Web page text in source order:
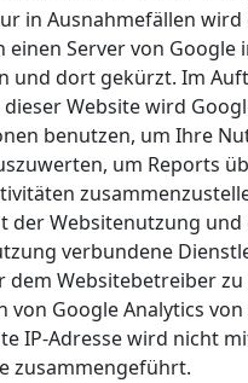
in Ausnahmefällen wird
einen Server von Google
und dort gekürzt. Im
Website wird
benutzen, um Ihre
um Reports
der Websitenutzung und
verbundene
dem Websitebetreiber
von Google Analytics
IP-Adresse wird nicht
zusammengeführt.